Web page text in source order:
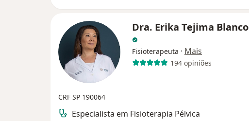
Dra. Erika Tejima Blanco
Fisioterapeuta · Mais
194 opiniões
CRF SP 190064
Especialista em Fisioterapia Pélvica